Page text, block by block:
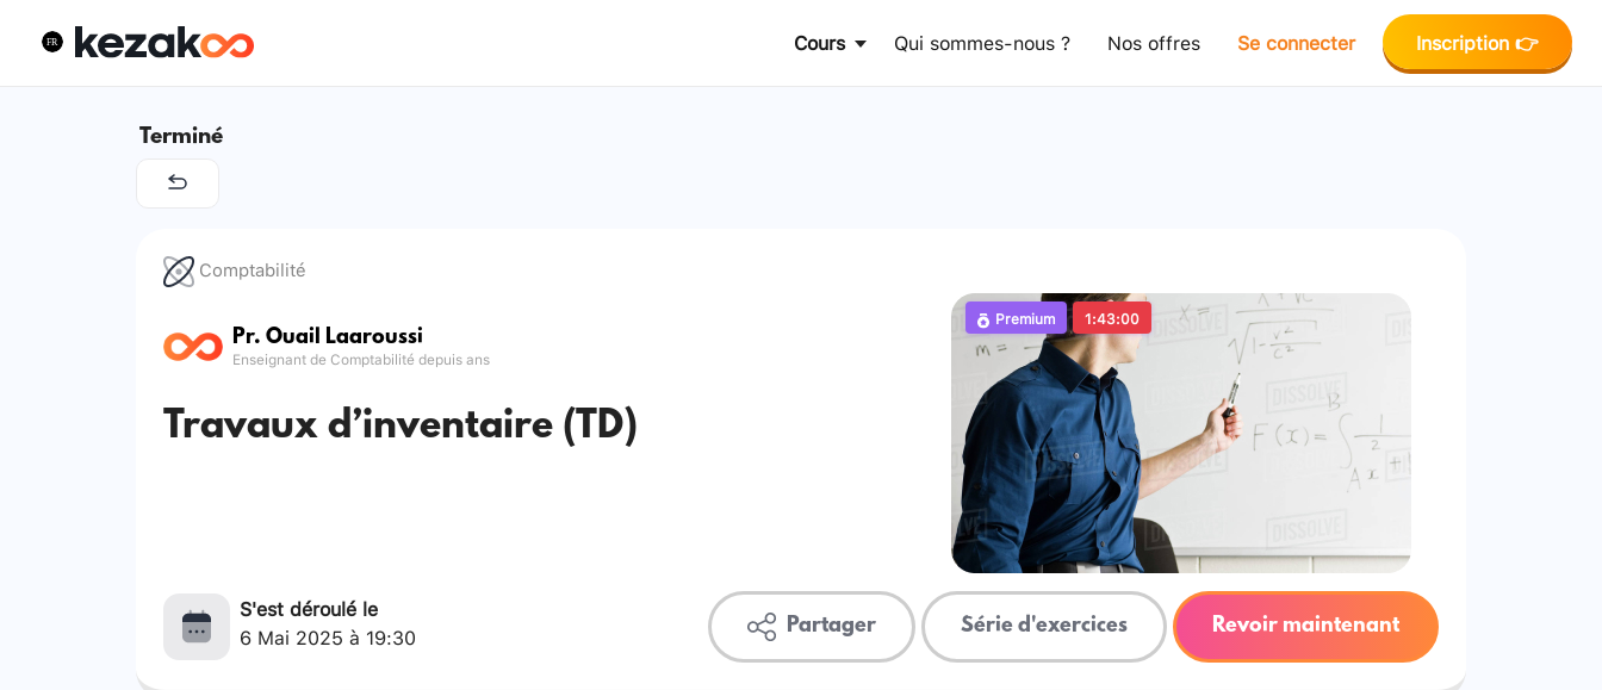
Cours Qui sommes-nous ? Nos offres Se connecter Inscription 👉
Terminé
Comptabilité
Pr. Ouail Laaroussi
Enseignant de Comptabilité depuis ans
Travaux d’inventaire (TD)
Premium 1:43:00
S'est déroulé le
6 Mai 2025 à 19:30
Partager Série d'exercices Revoir maintenant